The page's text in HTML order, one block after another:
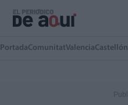
PortadaComunitatValenciaCastellón